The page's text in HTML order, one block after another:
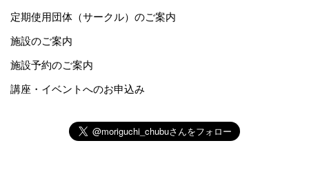
定期使用団体（サークル）のご案内
施設のご案内
施設予約のご案内
講座・イベントへのお申込み